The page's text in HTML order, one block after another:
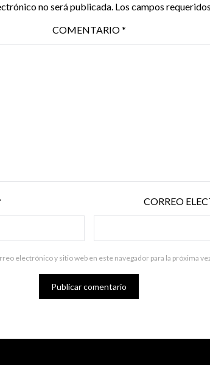
no será publicada. Los campos
COMENTARIO*
CORREO
electrónico y sitio web en este navegador para la próxima